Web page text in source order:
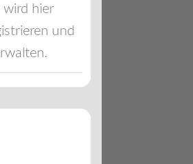
wird hier
und